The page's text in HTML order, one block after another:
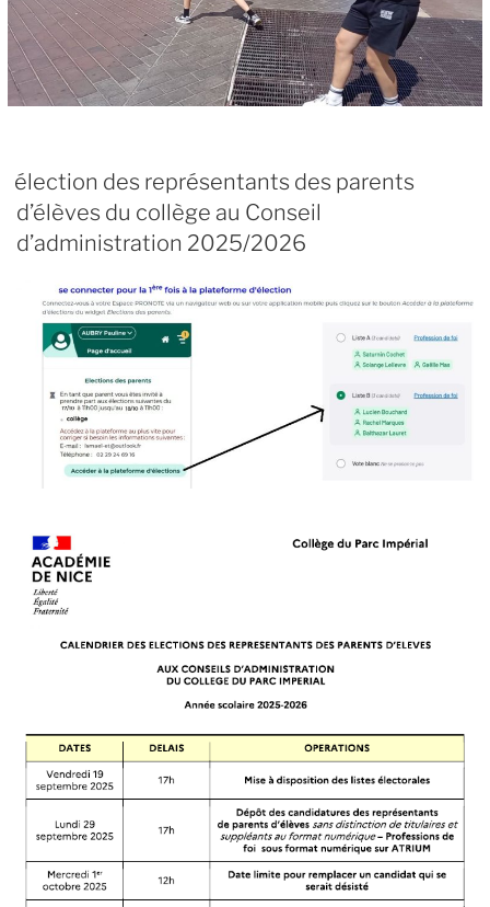
élection des représentants des parents
d’élèves du collège au Conseil
d’administration 2025/2026